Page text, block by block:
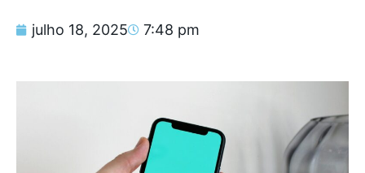
julho 18, 2025 7:48 pm